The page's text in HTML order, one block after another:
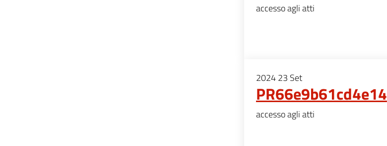
accesso agli atti
202423 Set
PR66e9b61cd4e14
accesso agli atti